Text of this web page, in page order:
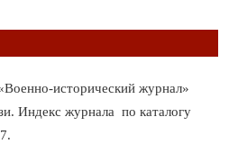
исторический журнал»
Индекс журнала по каталогу